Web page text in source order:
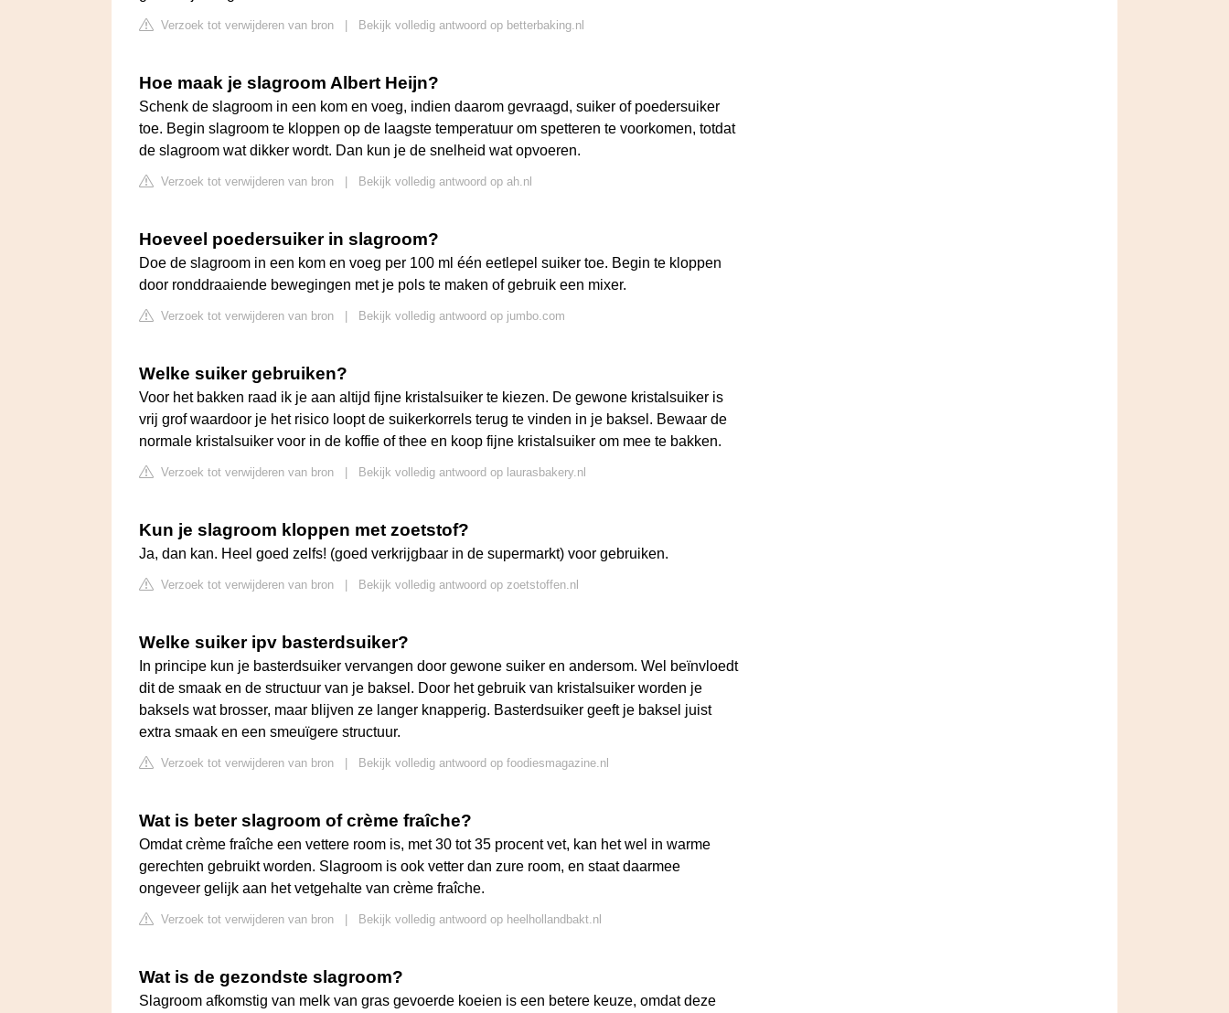
Verzoek tot verwijderen van bron Bekijk volledig antwoord op betterbaking.nl
Hoe maak je slagroom Albert Heijn?
Schenk de slagroom in een kom en voeg, indien daarom gevraagd, suiker of poedersuiker
toe. Begin slagroom te kloppen op de laagste temperatuur om spetteren te voorkomen, totdat
de slagroom wat dikker wordt. Dan kun je de snelheid wat opvoeren.
Verzoek tot verwijderen van bron Bekijk volledig antwoord op ah.nl
Hoeveel poedersuiker in slagroom?
Doe de slagroom in een kom en voeg per 100 ml één eetlepel suiker toe. Begin te kloppen
door ronddraaiende bewegingen met je pols te maken of gebruik een mixer.
Verzoek tot verwijderen van bron Bekijk volledig antwoord op jumbo.com
Welke suiker gebruiken?
Voor het bakken raad ik je aan altijd fijne kristalsuiker te kiezen. De gewone kristalsuiker is
vrij grof waardoor je het risico loopt de suikerkorrels terug te vinden in je baksel. Bewaar de
normale kristalsuiker voor in de koffie of thee en koop fijne kristalsuiker om mee te bakken.
Verzoek tot verwijderen van bron Bekijk volledig antwoord op laurasbakery.nl
Kun je slagroom kloppen met zoetstof?
Ja, dan kan. Heel goed zelfs! (goed verkrijgbaar in de supermarkt) voor gebruiken.
Verzoek tot verwijderen van bron Bekijk volledig antwoord op zoetstoffen.nl
Welke suiker ipv basterdsuiker?
In principe kun je basterdsuiker vervangen door gewone suiker en andersom. Wel beïnvloedt
dit de smaak en de structuur van je baksel. Door het gebruik van kristalsuiker worden je
baksels wat brosser, maar blijven ze langer knapperig. Basterdsuiker geeft je baksel juist
extra smaak en een smeuïgere structuur.
Verzoek tot verwijderen van bron Bekijk volledig antwoord op foodiesmagazine.nl
Wat is beter slagroom of crème fraîche?
Omdat crème fraîche een vettere room is, met 30 tot 35 procent vet, kan het wel in warme
gerechten gebruikt worden. Slagroom is ook vetter dan zure room, en staat daarmee
ongeveer gelijk aan het vetgehalte van crème fraîche.
Verzoek tot verwijderen van bron Bekijk volledig antwoord op heelhollandbakt.nl
Wat is de gezondste slagroom?
Slagroom afkomstig van melk van gras gevoerde koeien is een betere keuze, omdat deze